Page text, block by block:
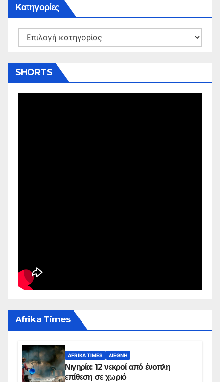
Kατηγορίες
Kατηγορίες
SHORTS
Αfrika Times
AFRIKA TIMES ΔΙΕΘΝΉ
Νιγηρία: 12 νεκροί από ένοπλη
επίθεση σε χωριό